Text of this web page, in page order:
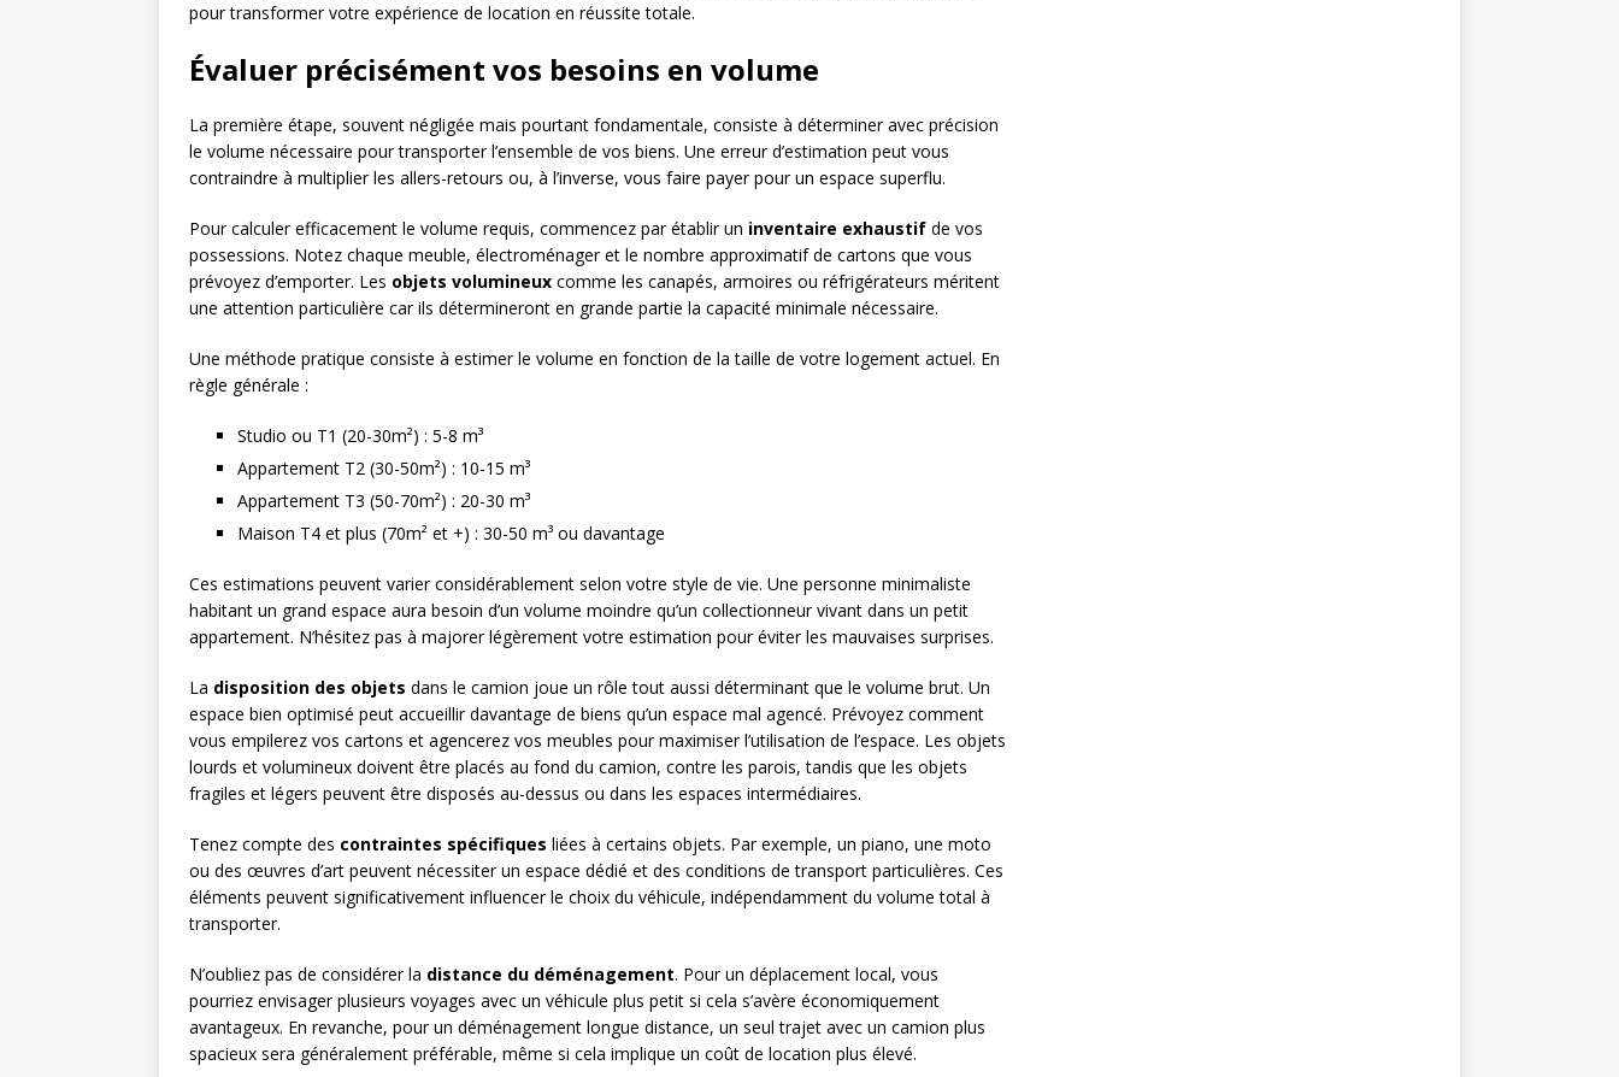
pour transformer votre expérience de location en réussite totale.
Évaluer précisément vos besoins en volume
La première étape, souvent négligée mais pourtant fondamentale, consiste à déterminer avec précision
le volume nécessaire pour transporter l’ensemble de vos biens. Une erreur d’estimation peut vous
contraindre à multiplier les allers-retours ou, à l’inverse, vous faire payer pour un espace superflu.
Pour calculer efficacement le volume requis, commencez par établir un inventaire exhaustif de vos
possessions. Notez chaque meuble, électroménager et le nombre approximatif de cartons que vous
prévoyez d’emporter. Les objets volumineux comme les canapés, armoires ou réfrigérateurs méritent
une attention particulière car ils détermineront en grande partie la capacité minimale nécessaire.
Une méthode pratique consiste à estimer le volume en fonction de la taille de votre logement actuel. En
règle générale :
Studio ou T1 (20-30m²) : 5-8 m³
Appartement T2 (30-50m²) : 10-15 m³
Appartement T3 (50-70m²) : 20-30 m³
Maison T4 et plus (70m² et +) : 30-50 m³ ou davantage
Ces estimations peuvent varier considérablement selon votre style de vie. Une personne minimaliste
habitant un grand espace aura besoin d’un volume moindre qu’un collectionneur vivant dans un petit
appartement. N’hésitez pas à majorer légèrement votre estimation pour éviter les mauvaises surprises.
La disposition des objets dans le camion joue un rôle tout aussi déterminant que le volume brut. Un
espace bien optimisé peut accueillir davantage de biens qu’un espace mal agencé. Prévoyez comment
vous empilerez vos cartons et agencerez vos meubles pour maximiser l’utilisation de l’espace. Les objets
lourds et volumineux doivent être placés au fond du camion, contre les parois, tandis que les objets
fragiles et légers peuvent être disposés au-dessus ou dans les espaces intermédiaires.
Tenez compte des contraintes spécifiques liées à certains objets. Par exemple, un piano, une moto
ou des œuvres d’art peuvent nécessiter un espace dédié et des conditions de transport particulières. Ces
éléments peuvent significativement influencer le choix du véhicule, indépendamment du volume total à
transporter.
N’oubliez pas de considérer la distance du déménagement. Pour un déplacement local, vous
pourriez envisager plusieurs voyages avec un véhicule plus petit si cela s’avère économiquement
avantageux. En revanche, pour un déménagement longue distance, un seul trajet avec un camion plus
spacieux sera généralement préférable, même si cela implique un coût de location plus élevé.